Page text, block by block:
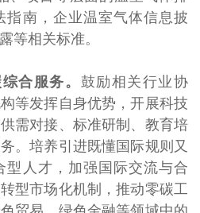
指南，企业温室气体信息披
等相关标准。
合服务。 鼓励相关行业协
等发挥自身优势，开展科技
需对接、标准研制、教育培
。培养引进既懂国际规则又
型人才，加强国际交流与合
型市场化机制，推动零碳工